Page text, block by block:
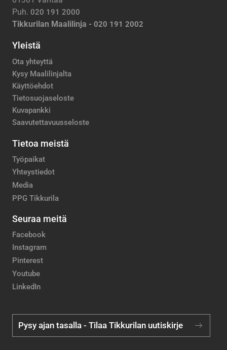
Puh. 020 191 2000
Tikkurilan Maalilinja - 020 191 2002
Yleistä
Ota yhteyttä
Kysy Maalilinjalta
Käyttöehdot
Tietosuojaseloste
Kuvapankki
Saavutettavuusseloste
Tietoa meistä
Työpaikat
Yhteystiedot
Media
PPG Tikkurila
Seuraa meitä
Facebook
Instagram
Pinterest
Youtube
LinkedIn
Pysy ajan tasalla - Tilaa Tikkurilan uutiskirje